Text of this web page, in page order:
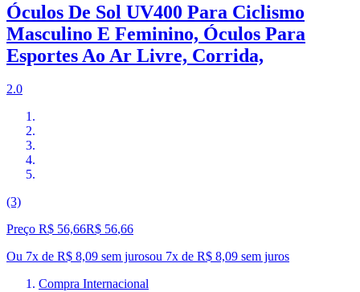
Óculos De Sol UV400 Para Ciclismo
Masculino E Feminino, Óculos Para
Esportes Ao Ar Livre, Corrida,
2.0
(3)
Preço R$ 56,66R$ 56,66
Ou 7x de R$ 8,09 sem jurosou 7x de R$ 8,09 sem juros
Compra Internacional